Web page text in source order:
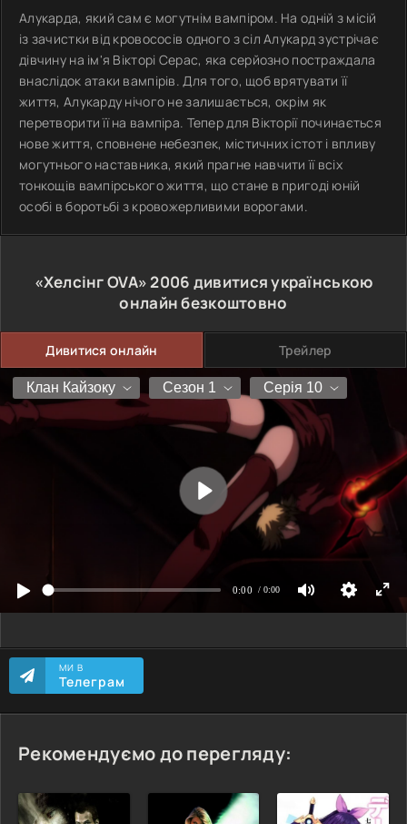
Алукарда, який сам є могутнім вампіром. На одній з місій
із зачистки від кровососів одного з сіл Алукард зустрічає
дівчину на ім'я Вікторі Серас, яка серйозно постраждала
внаслідок атаки вампірів. Для того, щоб врятувати її
життя, Алукарду нічого не залишається, окрім як
перетворити її на вампіра. Тепер для Вікторії починається
нове життя, сповнене небезпек, містичних істот і впливу
могутнього наставника, який прагне навчити її всіх
тонкощів вампірського життя, що стане в пригоді юній
особі в боротьбі з кровожерливими ворогами.
«Хелсінг OVA»2006 дивитися українською
онлайн безкоштовно
Дивитися онлайн Трейлер
МИ В
Телеграм
Рекомендуємо до перегляду: